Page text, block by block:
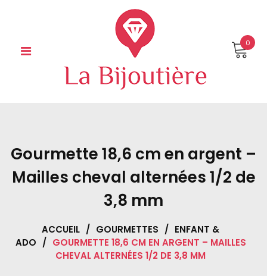
0
Gourmette 18,6 cm en argent –
Mailles cheval alternées 1/2 de
3,8 mm
ACCUEIL / GOURMETTES / ENFANT &
ADO / GOURMETTE 18,6 CM EN ARGENT – MAILLES
CHEVAL ALTERNÉES 1/2 DE 3,8 MM